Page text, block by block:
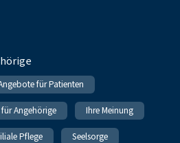
für Patienten
Angehörige Ihre Meinung
Pflege Seelsorge